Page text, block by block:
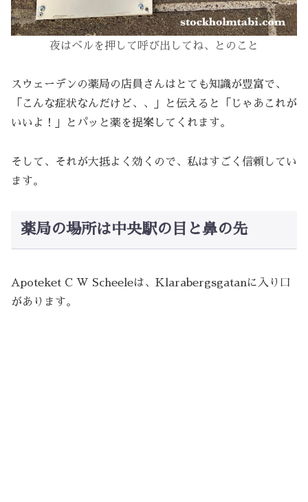
夜はベルを押して呼び出してね、とのこと
スウェーデンの薬局の店員さんはとても知識が豊富で、
「こんな症状なんだけど、、」と伝えると「じゃあこれが
いいよ！」とパッと薬を提案してくれます。
そして、それが大抵よく効くので、私はすごく信頼してい
ます。
薬局の場所は中央駅の目と鼻の先
Apoteket C W Scheeleは、Klarabergsgatanに入り口
があります。